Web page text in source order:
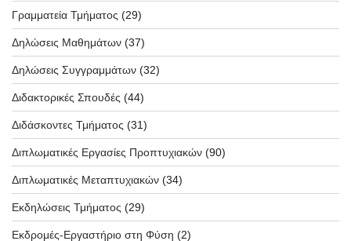
Γραμματεία Τμήματος (29)
Δηλώσεις Μαθημάτων (37)
Δηλώσεις Συγγραμμάτων (32)
Διδακτορικές Σπουδές (44)
Διδάσκοντες Τμήματος (31)
Διπλωματικές Εργασίες Προπτυχιακών (90)
Διπλωματικές Μεταπτυχιακών (34)
Εκδηλώσεις Τμήματος (29)
Εκδρομές-Εργαστήριο στη Φύση (2)